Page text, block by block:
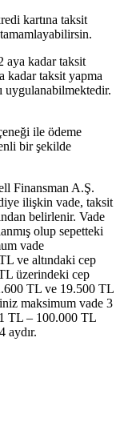
kartına taksit
aya kadar taksit
kadar taksit yapma
uygulanabilmektedir.
ile ödeme
bir şekilde
Finansman A.Ş.
ilişkin vade, taksit
belirlenir. Vade
olup sepetteki
vade
ve altındaki cep
üzerindeki cep
TL ve 19.500 TL
maksimum vade 3
TL – 100.000 TL
aydır.